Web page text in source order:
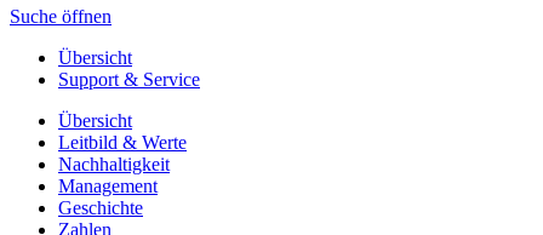
Suche öffnen
Übersicht
Support & Service
Übersicht
Leitbild & Werte
Nachhaltigkeit
Management
Geschichte
Zahlen